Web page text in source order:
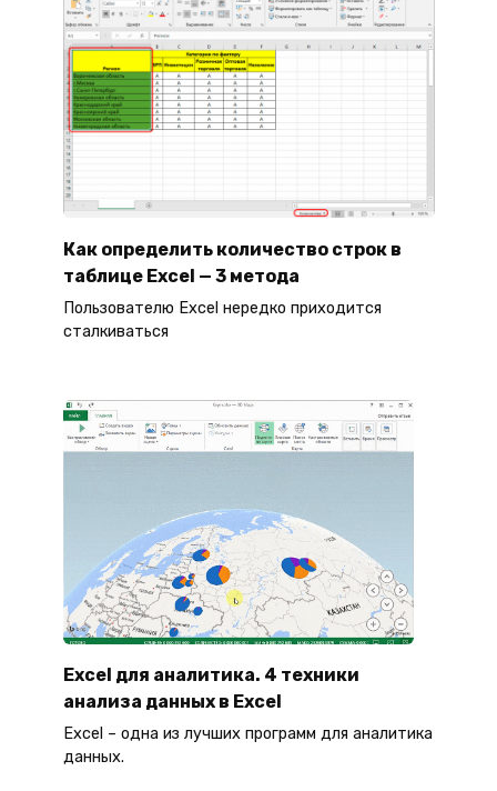
Как определить количество строк в
таблице Excel — 3 метода
Пользователю Excel нередко приходится
сталкиваться
Excel для аналитика. 4 техники
анализа данных в Excel
Excel – одна из лучших программ для аналитика
данных.